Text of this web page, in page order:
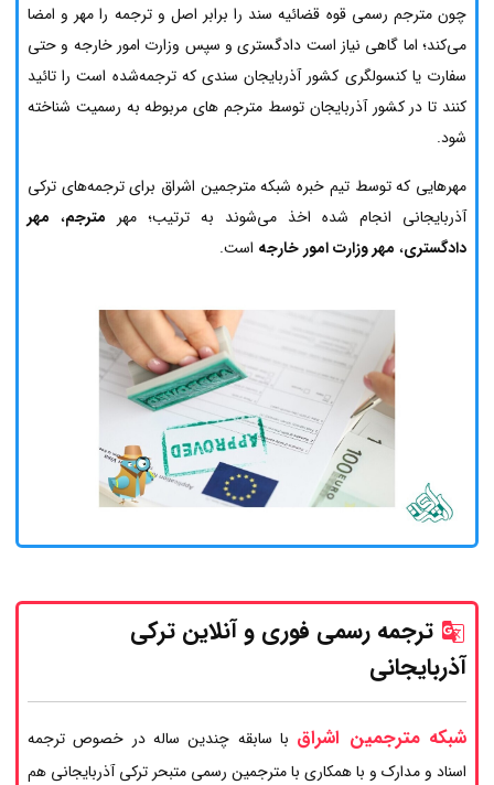
چون مترجم رسمی قوه قضائیه سند را برابر اصل و ترجمه را مهر و امضا
می‌کند؛ اما گاهی نیاز است دادگستری و سپس وزارت امور خارجه و حتی
سفارت یا کنسولگری کشور آذربایجان سندی که ترجمه‌شده است را تائید
کنند تا در کشور آذربایجان توسط مترجم های مربوطه به رسمیت شناخته
شود.
مهرهایی که توسط تیم خبره شبکه مترجمین اشراق برای ترجمه‌های ترکی
آذربایجانی انجام شده اخذ می‌شوند به ترتیب؛ مهر مترجم، مهر
دادگستری، مهر وزارت امور خارجه است.
ترجمه رسمی فوری و آنلاین ترکی
آذربایجانی
شبکه مترجمین اشراق با سابقه چندین ساله در خصوص ترجمه
اسناد و مدارک و با همکاری با مترجمین رسمی متبحر ترکی آذربایجانی هم